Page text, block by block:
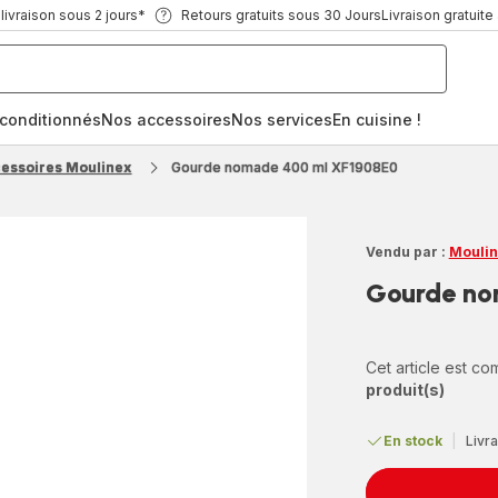
sous 2 jours* Retours gratuits sous 30 JoursLivraison gratuite
Nos accessoiresNos servicesEn cuisine !
Moulinex Gourde nomade 400 ml XF1908E0
Vendu par :
Gourde
Cet article est
produit(s)
En stock